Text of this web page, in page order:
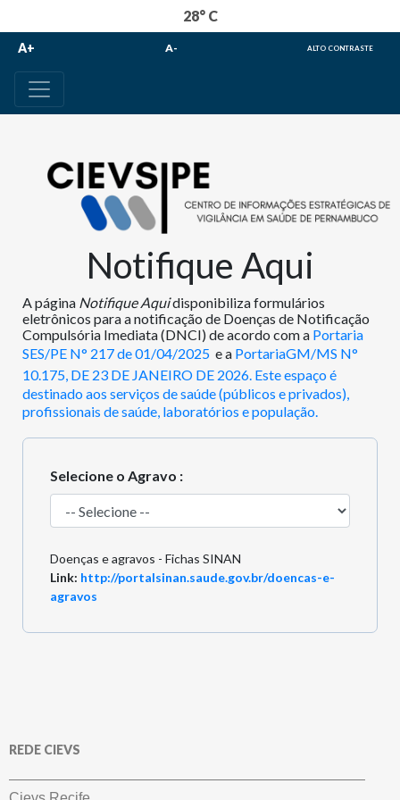
28° C
A+ A- ALTO CONTRASTE
Notifique Aqui
A página Notifique Aquidisponibiliza formulários
eletrônicos para a notificação de Doenças de Notificação
Compulsória Imediata (DNCI) de acordo com a Portaria
SES/PE N° 217 de 01/04/2025 e a PortariaGM/MS N°
10.175, DE 23 DE JANEIRO DE 2026. Este espaço é
destinado aos serviços de saúde (públicos e privados),
profissionais de saúde, laboratórios e população.
Selecione o Agravo :
Doenças e agravos - Fichas SINAN
Link: http://portalsinan.saude.gov.br/doencas-e-
agravos
REDE CIEVS